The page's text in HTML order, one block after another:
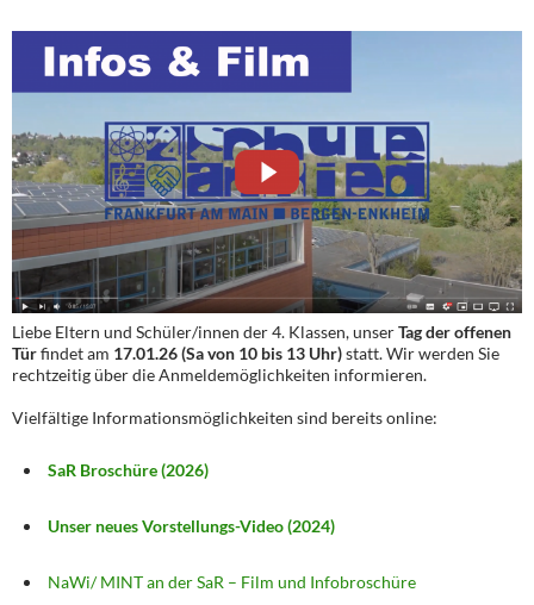
Liebe Eltern und Schüler/innen der 4. Klassen, unserTag der offenen
Türfindet am 17.01.26 (Sa von 10 bis 13 Uhr)statt. Wir werden Sie
rechtzeitig über die Anmeldemöglichkeiten informieren.
Vielfältige Informationsmöglichkeiten sind bereits online:
SaR Broschüre (2026)
Unser neues Vorstellungs-Video (2024)
NaWi/ MINT an der SaR – Film und Infobroschüre